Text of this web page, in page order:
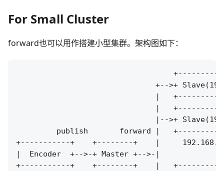
For Small Cluster
forward也可以用作搭建小型集群。架构图如下：
+-->+
|
|
|-->+
publish       forward |
+-----------+    +--------+    |
|  Encoder  +-->-+
+-----------+    +--------+    |